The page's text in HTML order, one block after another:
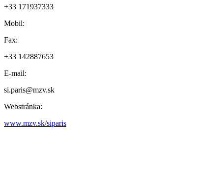
+33 171937333
Mobil:
Fax:
+33 142887653
E-mail:
si.paris@mzv.sk
Webstránka:
www.mzv.sk/siparis